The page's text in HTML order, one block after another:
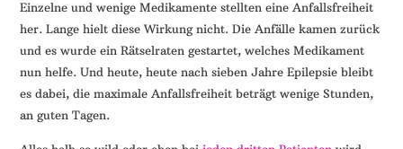
und
ein
Lächeln
//
Einzelne und wenige Medikamente stellten eine Anfallsfreiheit
her. Lange hielt diese Wirkung nicht. Die Anfälle kamen zurück
und es wurde ein Rätselraten gestartet, welches Medikament
nun helfe. Und heute, heute nach sieben Jahre Epilepsie bleibt
es dabei, die maximale Anfallsfreiheit beträgt wenige Stunden,
an guten Tagen.